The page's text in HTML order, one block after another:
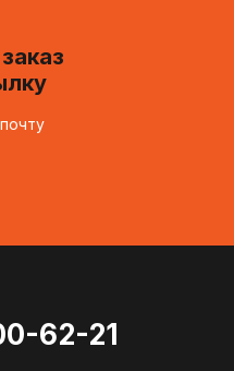
62-21